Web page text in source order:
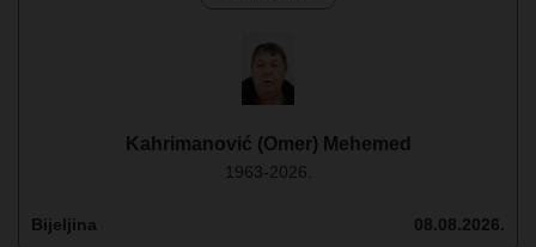
Kahrimanović (Omer) Mehemed
1963-2026.
Bijeljina 08.08.2026.